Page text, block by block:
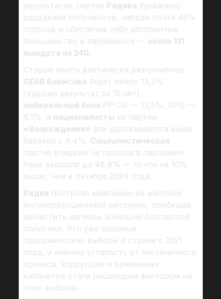
результатах: партия Радева буквально
раздавила оппонентов, набрав почти 45%
голосов и обеспечив себе абсолютное
большинство в парламенте — около 131
мандата из 240.
Старые элиты фактически разгромлены.
GERB Борисова берет около 13,3%
(худший результат за 18 лет),
либеральный блок PP-DB — 13,5%, DPS —
6,1%, а националисты из партии
«Возрождение» еле удерживаются выше
барьера с 4,4%. Социалистическая
партия впервые не прошла в парламент.
Явка выросла до 48,8% — почти на 10%
выше, чем в октябре 2024 года.
Радев построил кампанию на жесткой
антикоррупционной риторике, пообещав
вычистить авгиевы конюшни болгарской
политики. Это уже восьмые
парламентские выборы в стране с 2021
года, и именно усталость от бесконечного
кризиса, коррупции и временных
кабинетов стала решающим фактором на
этих выборах.